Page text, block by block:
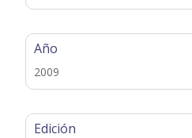
Año
2009
Edición